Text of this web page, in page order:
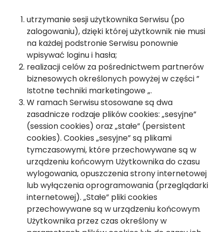
utrzymanie sesji użytkownika Serwisu (po
zalogowaniu), dzięki której użytkownik nie musi
na każdej podstronie Serwisu ponownie
wpisywać loginu i hasła;
realizacji celów za pośrednictwem partnerów
biznesowych określonych powyżej w części ”
Istotne techniki marketingowe „.
W ramach Serwisu stosowane są dwa
zasadnicze rodzaje plików cookies: „sesyjne”
(session cookies) oraz „stałe” (persistent
cookies). Cookies „sesyjne” są plikami
tymczasowymi, które przechowywane są w
urządzeniu końcowym Użytkownika do czasu
wylogowania, opuszczenia strony internetowej
lub wyłączenia oprogramowania (przeglądarki
internetowej). „Stałe” pliki cookies
przechowywane są w urządzeniu końcowym
Użytkownika przez czas określony w